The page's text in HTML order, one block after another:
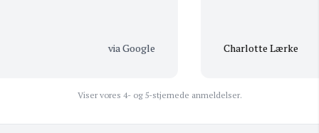
via Google Charlotte Lærke
Viser vores 4- og 5-stjernede anmeldelser.